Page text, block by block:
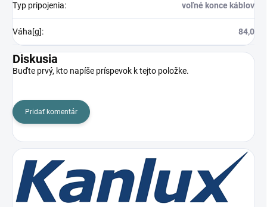
Typ pripojenia: voľné konce káblov
Váha[g]: 84,0
Diskusia
Buďte prvý, kto napíše príspevok k tejto položke.
Pridať komentár